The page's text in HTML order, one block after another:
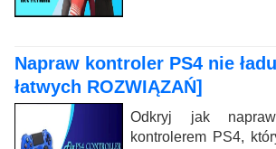
Napraw kontroler PS4 nie
łatwych ROZWIĄZAŃ]
Odkryj jak
kontrolerem PS4,